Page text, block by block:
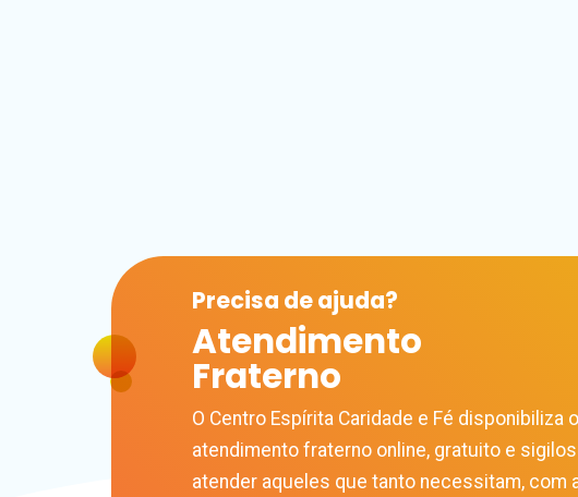
Precisa deajuda?
Atendimento
Fraterno
O Centro Espírita Caridade e Fé disponibiliza o
atendimento fraterno online, gratuito e
atender aqueles que tanto necessitam, com